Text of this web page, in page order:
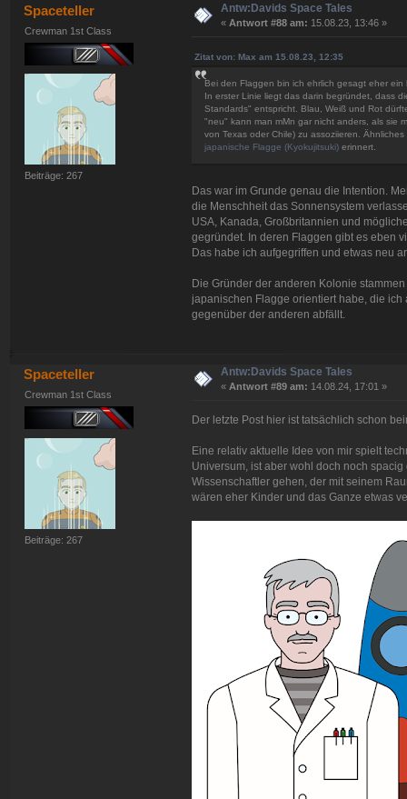
Spaceteller
Crewman 1st Class
Beiträge: 267
Antw:Davids Space Tales
« Antwort #88 am: 15.08.23, 13:46 »
Zitat von: Max am 15.08.23, 12:35
Bei den Flaggen bin ich ehrlich gesagt eher ein
In erster Linie liegt das darin begründet, dass
Standards" entspricht. Blau, Weiß und Rot
"neu" kann man mMn gar nicht anders, als sie
von Texas oder Chile) zu assoziieren.
japanische Flagge (Kyokujitsuki)erinnert.
Das war im Grunde genau die Intention.
die Menschheit das Sonnensystem
USA, Kanada, Großbritannien und
gegründet. In deren Flaggen gibt es eben
Das habe ich aufgegriffen und etwas neu
Die Gründer der anderen Kolonie
japanischen Flagge orientiert habe, die
gegenüber der anderen abfällt.
Spaceteller
Crewman 1st Class
Beiträge: 267
Antw:Davids Space Tales
« Antwort #89 am: 14.08.24, 17:01 »
Der letzte Post hier ist tatsächlich schon
Eine relativ aktuelle Idee von mir spielt
Universum, ist aber wohl doch noch
Wissenschaftler gehen, der mit seinem
wären eher Kinder und das Ganze etwas